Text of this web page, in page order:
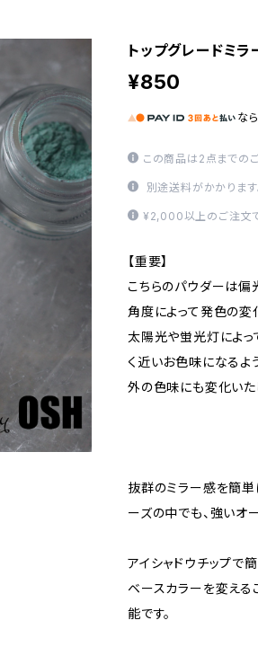
トップグレードミ
¥850
なら
この商品は2点までの
別途送料がかかります
¥2,000以上のご注文
【重要】
こちらのパウダーは偏
角度によって発色の変
太陽光や蛍光灯によっ
く近いお色味になるよ
外の色味にも変化いた
抜群のミラー感を簡単
ーズの中でも、強いオ
アイシャドウチップで
ベースカラーを変え
能です。